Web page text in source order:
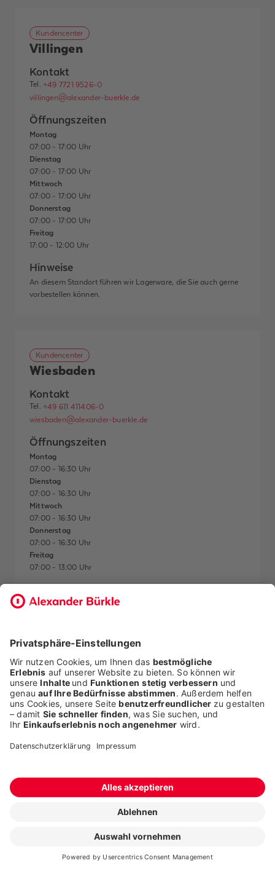
alexgreen
Kundencenter
Villingen
Kontakt
Tel.+49 7721 9526-0
villingen@alexander-buerkle.de
Öffnungszeiten
Montag
07:00 - 17:00 Uhr
Dienstag
07:00 - 17:00 Uhr
Mittwoch
07:00 - 17:00 Uhr
Donnerstag
07:00 - 17:00 Uhr
Freitag
17:00 - 12:00 Uhr
Hinweise
An diesem Standort führen wir Lagerware, die Sie auch gerne
vorbestellen können.
Kundencenter
Wiesbaden
Kontakt
Tel.+49 611 411406-0
wiesbaden@alexander-buerkle.de
Öffnungszeiten
Montag
07:00 - 16:30 Uhr
Dienstag
07:00 - 16:30 Uhr
Mittwoch
07:00 - 16:30 Uhr
Donnerstag
07:00 - 16:30 Uhr
Freitag
07:00 - 13:00 Uhr
Telefonische Erreichbarkeit
07:00 - 17:00 Uhr
Freitag
07:00 - 14:00 Uhr
An diesem Standort führen wir Lagerware, die Sie auch gerne
vorbestellen können.
Logistik Lager
info@alexander-buerkle.de